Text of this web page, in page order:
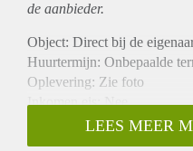
de aanbieder.
Object: Direct bij de
Huurtermijn: Onbepaalde
Oplevering: Zie foto
Inkomen eis: Nee
Garantiestelling mogelijk:
Borg: 1 Maand
LEES MEER